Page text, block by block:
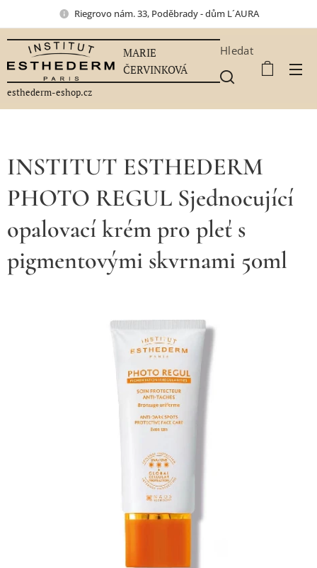
Riegrovo nám. 33, Poděbrady - dům L´AURA
MARIE
ČERVINKOVÁ
esthederm-eshop.cz
Hledat
INSTITUT ESTHEDERM
PHOTO REGUL Sjednocující
opalovací krém pro pleť s
pigmentovými skvrnami 50ml